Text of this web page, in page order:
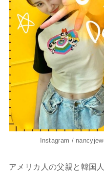
Instagram /
アメリカ人の父親と韓国